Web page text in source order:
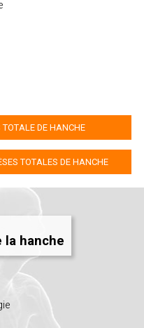
TOTALE DE HANCHE
TOTALES DE HANCHE
la hanche